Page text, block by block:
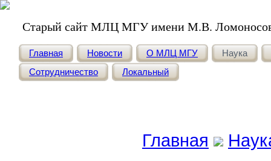
Старый сайт МЛЦ МГУ имени М.В.
Главная Новости О МЛЦ МГУ
Наука
Сотрудничество
Локальный
Главная